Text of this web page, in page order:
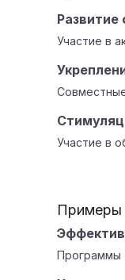
Развитие
Участие в
Участие в
Примеры
Программы